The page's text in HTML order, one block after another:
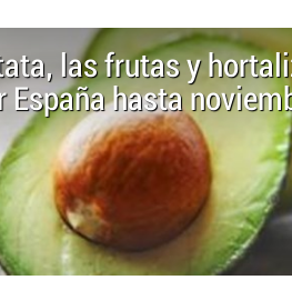
las frutas y
España hasta